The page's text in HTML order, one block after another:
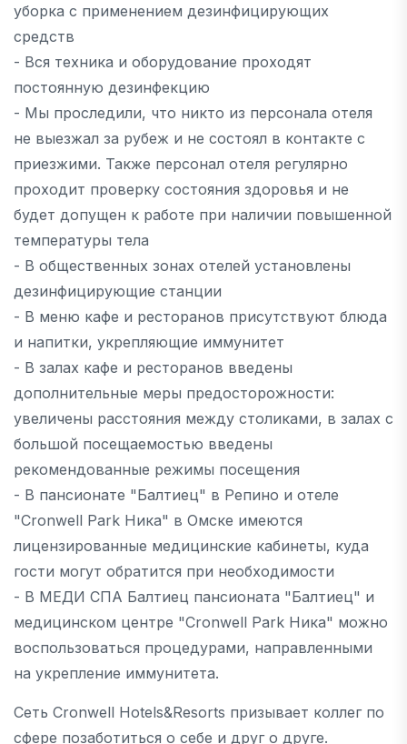
уборка с применением дезинфицирующих
средств
- Вся техника и оборудование проходят
постоянную дезинфекцию
- Мы проследили, что никто из персонала отеля
не выезжал за рубеж и не состоял в контакте с
приезжими. Также персонал отеля регулярно
проходит проверку состояния здоровья и не
будет допущен к работе при наличии повышенной
температуры тела
- В общественных зонах отелей установлены
дезинфицирующие станции
- В меню кафе и ресторанов присутствуют блюда
и напитки, укрепляющие иммунитет
- В залах кафе и ресторанов введены
дополнительные меры предосторожности:
увеличены расстояния между столиками, в залах с
большой посещаемостью введены
рекомендованные режимы посещения
- В пансионате "Балтиец" в Репино и отеле
"Cronwell Park Ника" в Омске имеются
лицензированные медицинские кабинеты, куда
гости могут обратится при необходимости
- В МЕДИ СПА Балтиец пансионата "Балтиец" и
медицинском центре "Cronwell Park Ника" можно
воспользоваться процедурами, направленными
на укрепление иммунитета.
Сеть Cronwell Hotels&Resorts призывает коллег по
сфере позаботиться о себе и друг о друге.